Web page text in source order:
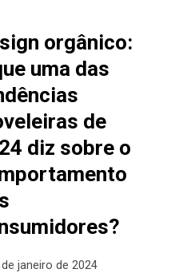
orgânico:
uma das
de
diz sobre o
de janeiro de 2024